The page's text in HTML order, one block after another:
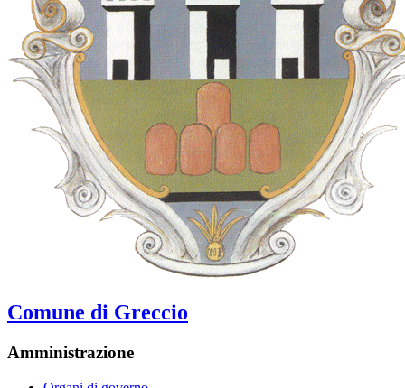
Comune di Greccio
Amministrazione